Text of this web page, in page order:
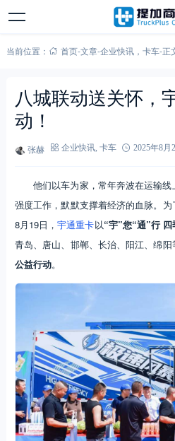
当前位置： 首页-文章-企业快讯， 卡车-正
八城联动送关怀，
动！
张赫 企业快讯, 卡车 2025年8月
他们以车为家，常年奔波在运输
强度工作，默默支撑着经济的血脉。
8月19日，宇通重卡以“宇”您“通”行
青岛、唐山、邯郸、长治、阳江、绵阳
公益行动。